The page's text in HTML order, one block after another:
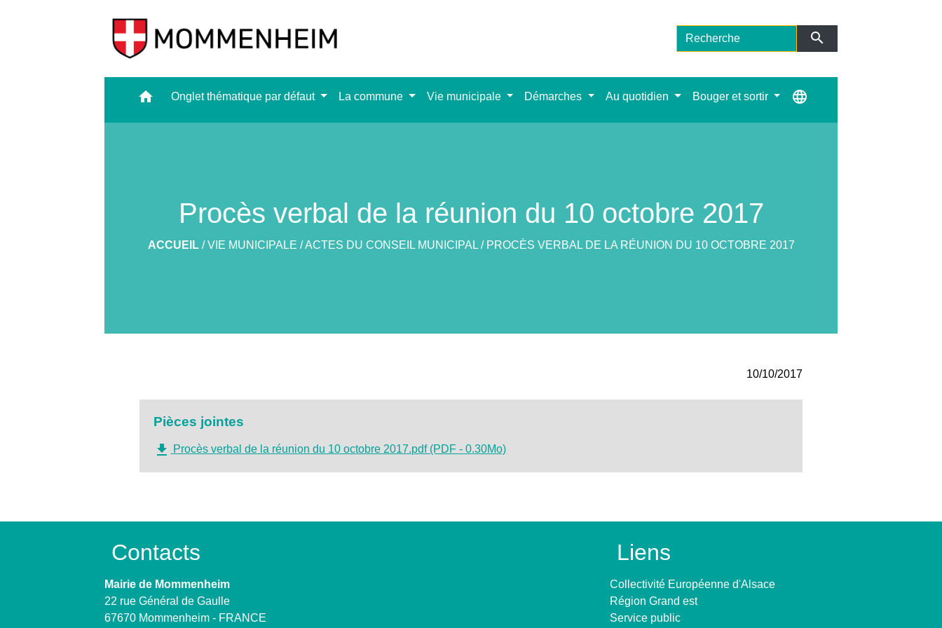
search
home Onglet thématique par défaut La commune Vie municipale Démarches Au quotidien Bouger et sortir language
Procès verbal de la réunion du 10 octobre 2017
ACCUEIL/VIE MUNICIPALE /ACTES DU CONSEIL MUNICIPAL/ PROCÈS VERBAL DE LA RÉUNION DU 10 OCTOBRE 2017
10/10/2017
Pièces jointes
file_download Procès verbal de la réunion du 10 octobre 2017.pdf (PDF - 0.30Mo)
Contacts
Mairie de Mommenheim
22 rue Général de Gaulle
67670 Mommenheim - FRANCE
Liens
Collectivité Européenne d'Alsace
Région Grand est
Service public